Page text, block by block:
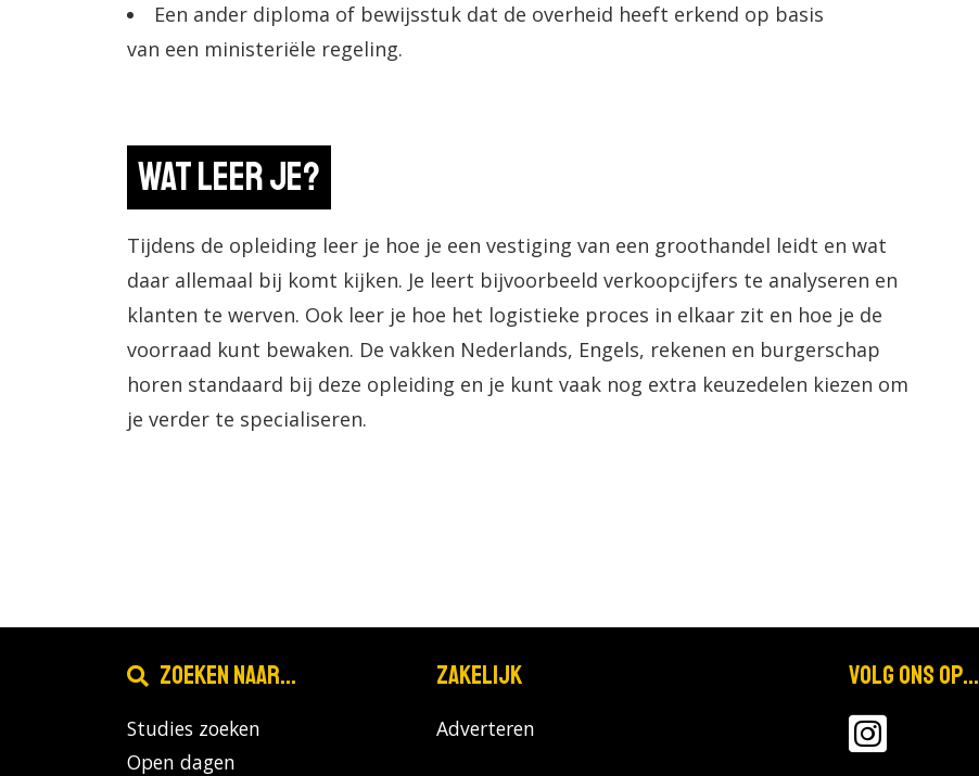
Een ander diploma of bewijsstuk dat de overheid heeft erkend op basis
van een ministeriële regeling.
Wat leer je?
Tijdens de opleiding leer je hoe je een vestiging van een groothandel leidt en wat
daar allemaal bij komt kijken. Je leert bijvoorbeeld verkoopcijfers te analyseren en
klanten te werven. Ook leer je hoe het logistieke proces in elkaar zit en hoe je de
voorraad kunt bewaken. De vakken Nederlands, Engels, rekenen en burgerschap
horen standaard bij deze opleiding en je kunt vaak nog extra keuzedelen kiezen om
je verder te specialiseren.
Zoeken naar...
Studies zoeken
Open dagen
Zakelijk
Adverteren
Volg ons op...